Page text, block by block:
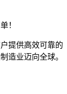
！
提供高效可靠的
造业迈向全球。